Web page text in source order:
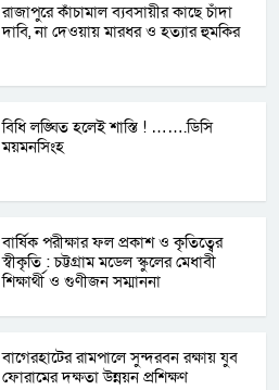
রাজাপুরে কাঁচামাল ব্যবসায়ীর কাছে চাঁদা
দাবি, না দেওয়ায় মারধর ও হত্যার হুমকির
বিধি লঙ্ঘিত হলেই শাস্তি ! …….ডিসি
ময়মনসিংহ
বার্ষিক পরীক্ষার ফল প্রকাশ ও কৃতিত্বের
স্বীকৃতি : চট্টগ্রাম মডেল স্কুলের মেধাবী
শিক্ষার্থী ও গুণীজন সম্মাননা
বাগেরহাটের রামপালে সুন্দরবন রক্ষায় যুব
ফোরামের দক্ষতা উন্নয়ন প্রশিক্ষণ